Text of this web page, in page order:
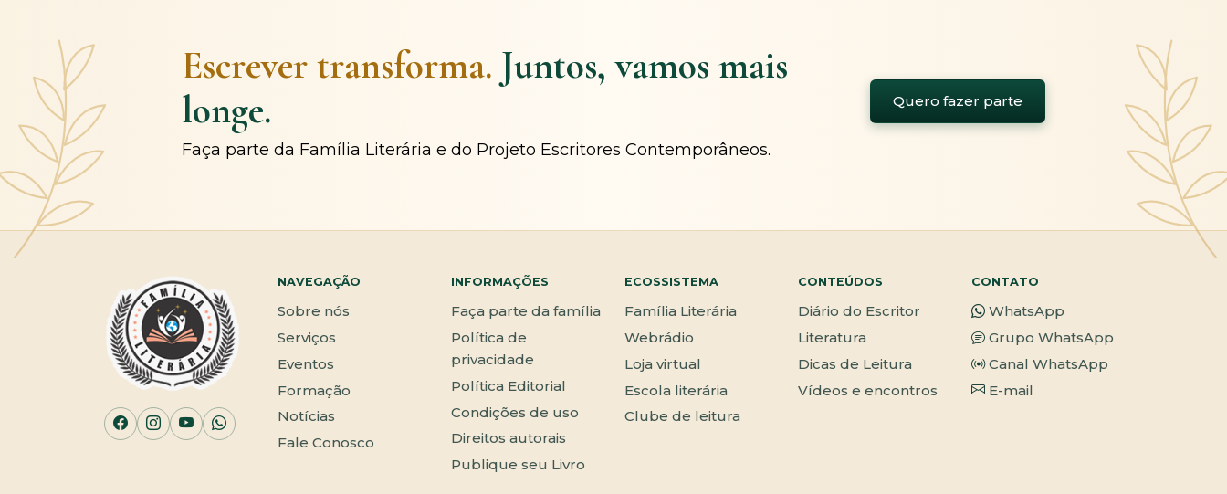
Escrever transforma. Juntos, vamos mais
longe.
Faça parte da Família Literária e do Projeto Escritores Contemporâneos.
Quero fazer parte
NAVEGAÇÃO
Sobre nós
Serviços
Eventos
Formação
Notícias
Fale Conosco
INFORMAÇÕES
Faça parte da família
Política de
privacidade
Política Editorial
Condições de uso
Direitos autorais
Publique seu Livro
ECOSSISTEMA
Família Literária
Webrádio
Loja virtual
Escola literária
Clube de leitura
CONTEÚDOS
Diário do Escritor
Literatura
Dicas de Leitura
Vídeos e encontros
CONTATO
WhatsApp
Grupo WhatsApp
Canal WhatsApp
E-mail